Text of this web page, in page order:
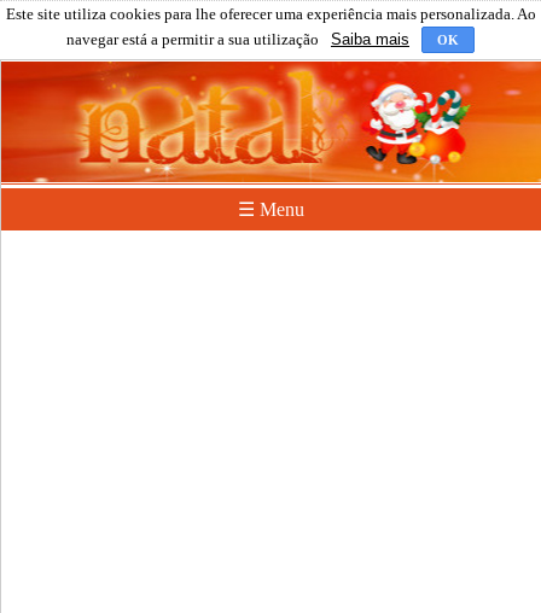
Este site utiliza cookies para lhe oferecer uma experiência mais personalizada. Ao
navegar está a permitir a sua utilização
Saiba mais OK
☰ Menu